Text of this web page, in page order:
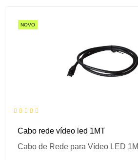
NOVO
Cabo rede vídeo led 1MT
Cabo de Rede para Vídeo LED 1M